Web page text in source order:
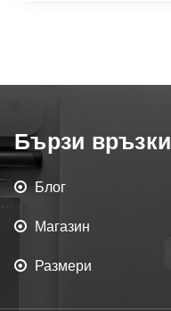
Бързи връзки
Блог
Магазин
Размери